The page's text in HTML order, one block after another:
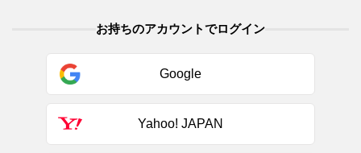
お持ちのアカウントでログイン
Google
Yahoo! JAPAN